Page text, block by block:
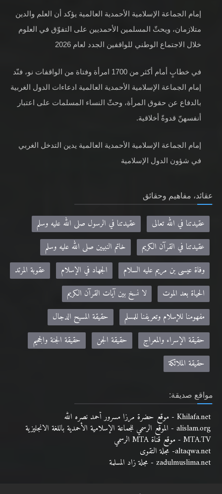
إمام الجماعة الإسلامية الأحمدية العالمية يؤكد أن العلم والدين
متلازمان، ويحثّ المسلمين الأحمديين على التفوّق في العلوم
خلال الاجتماع الوطني للواقفين الجدد لعام 2026
في خطابٍ أمام أكثر من 1700 امرأة وفتاة من الواقفات نو، فنّد
إمام الجماعة الإسلامية الأحمدية العالمية ادعاءات الدول الغربية
بالدفاع عن حقوق المرأة، وحثّ النساء المسلمات على اعتبار
أنفسهنّ قدوةً أخلاقية.
إمام الجماعة الإسلامية الأحمدية العالمية يدين التدخل الغربي
في شؤون الدول الإسلامية
عقائد، مفاهيم وحقائق
عقيدتنا في الله تعالى
عقيدتنا في الرسول صلى الله عليه وسلم
عقيدتنا في القرآن الكريم
خاتم النبيين صلى الله عليه وسلم
وفاة عيسى بن مريم عليه السلام
الجهاد في الإسلام
عقوبة المرتد
الحياة بعد الموت
لا نسخ بين آيات القرآن الكريم
مفهومنا للإسلام وتعريفنا للمسلم
حقيقة المسيح الدجال
حقيقة الإسراء والمعراج
حقيقة الجن
حقيقة الجنة والجحيم
حقيقة الملائكة
مواقع صديقة:
Khilafa.net - موقع حضرة مرزا مسرور أحمد نصره الله
alislam.org - الموقع الرسمي للجماعة الإسلامية الأحمدية باللغة الانجليزية
MTA.TV - موقع قناة MTA الرسمي
altaqwa.net- مجلة التقوى
zadulmuslima.net - مجلة زاد المسلمة